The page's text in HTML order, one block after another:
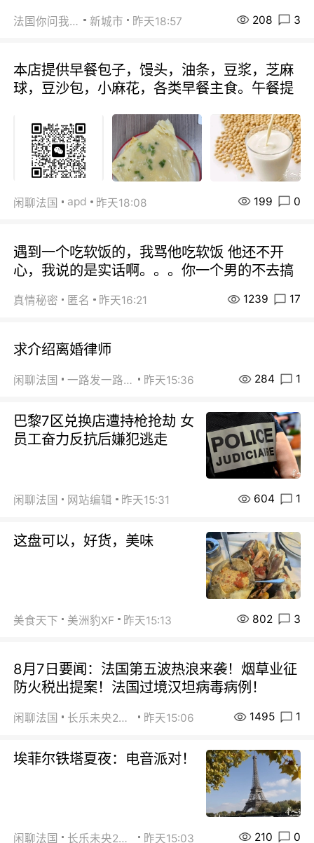
法国你问我答 新城市 昨天18:57 208 3
本店提供早餐包子，馒头，油条，豆浆，芝麻
球，豆沙包，小麻花，各类早餐主食。午餐提
闲聊法国 apd 昨天18:08 199 0
遇到一个吃软饭的，我骂他吃软饭 他还不开
心，我说的是实话啊。。。你一个男的不去搞
真情秘密 匿名 昨天16:21 1239 17
求介绍离婚律师
闲聊法国 一路发一路发 昨天15:36 284 1
巴黎7区兑换店遭持枪抢劫 女
员工奋力反抗后嫌犯逃走
闲聊法国 网站编辑 昨天15:31 604 1
这盘可以，好货，美味
美食天下 美洲豹XF 昨天15:13 802 3
8月7日要闻：法国第五波热浪来袭！烟草业征
防火税出提案！法国过境汉坦病毒病例！
闲聊法国 长乐未央2015 昨天15:06 1495 1
埃菲尔铁塔夏夜：电音派对！
闲聊法国 长乐未央2015 昨天15:03 210 0